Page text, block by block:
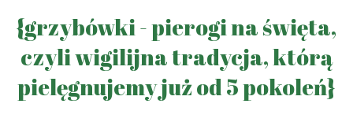
{grzybówki - pierogi na święta,
czyli wigilijna tradycja, którą
pielęgnujemy już od 5 pokoleń}